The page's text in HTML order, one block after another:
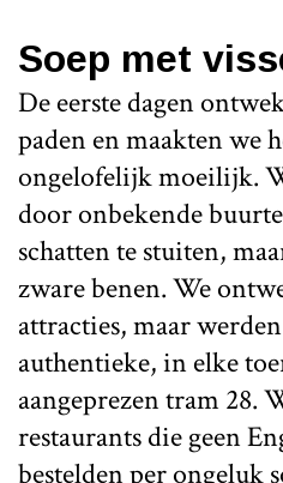
Soep met
De eerste dagen
paden en maakten we
ongelofelijk moeilijk.
door onbekende
schatten te stuiten,
zware benen. We
attracties, maar
authentieke, in elke
aangeprezen tram 28.
restaurants die geen
bestelden per ongeluk